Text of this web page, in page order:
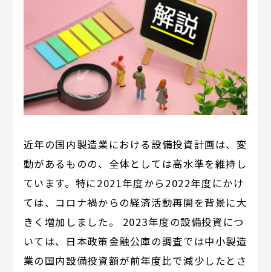
近年の国内製造業における設備投資計画は、変
動があるものの、全体としては高水準を維持し
ています。特に2021年度から2022年度にかけ
ては、コロナ禍からの経済活動再開を背景に大
きく増加しました。 2023年度の設備投資につ
いては、日本政策金融公庫の調査では中小製造
業の国内設備投資額が前年度比で減少したとさ